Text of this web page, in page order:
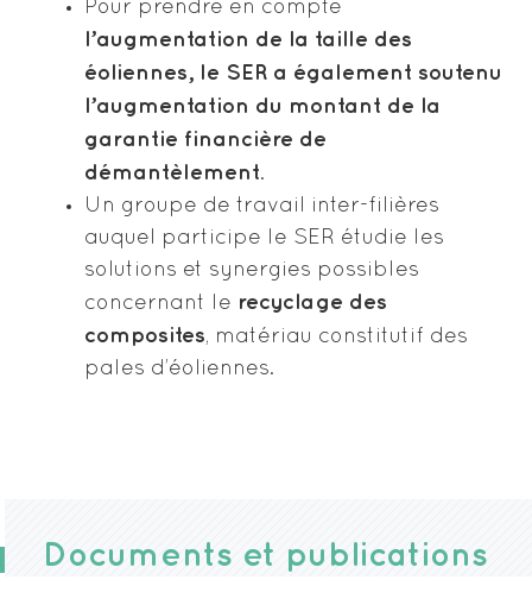
Pour prendre en compte
l’augmentation de la taille des
éoliennes, le SER a également soutenu
l’augmentation du montant de la
garantie financière de
démantèlement.
Un groupe de travail inter-filières
auquel participe le SER étudie les
solutions et synergies possibles
concernant le recyclage des
composites, matériau constitutif des
pales d’éoliennes.
Documents et publications